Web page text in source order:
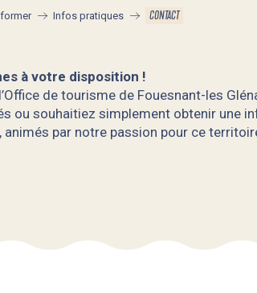
Infos pratiques CONTACT
à votre disposition !
de tourisme de Fouesnant-les
ou souhaitiez simplement obtenir une
animés par notre passion pour ce
aux favoris